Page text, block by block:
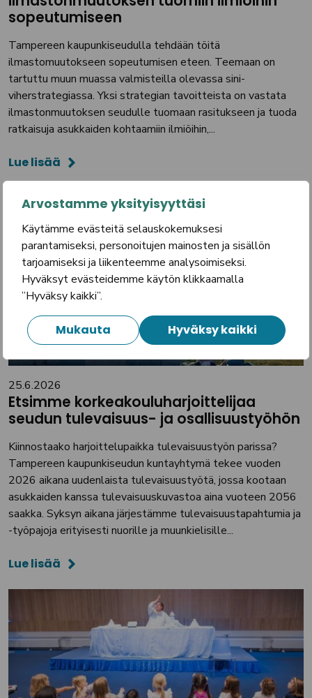
Arvostamme yksityisyyttäsi
Käytämme evästeitä selauskokemuksesi
parantamiseksi, personoitujen mainosten ja sisällön
tarjoamiseksi ja liikenteemme analysoimiseksi.
Hyväksyt evästeidemme käytön klikkaamalla
”Hyväksy kaikki”.
Mukauta Hyväksy kaikki
sopeutumiseen
Tampereen kaupunkiseudulla tehdään töitä
ilmastomuutokseen sopeutumisen eteen. Teemaan on
tartuttu muun muassa valmisteilla olevassa sini-
viherstrategiassa. Yksi strategian tavoitteista on vastata
ilmastonmuutoksen seudulle tuomaan rasitukseen ja tuoda
ratkaisuja asukkaiden kohtaamiin ilmiöihin,...
Lue lisää
25.6.2026
Etsimme korkeakouluharjoittelijaa
seudun tulevaisuus- ja osallisuustyöhön
Kiinnostaako harjoittelupaikka tulevaisuustyön parissa?
Tampereen kaupunkiseudun kuntayhtymä tekee vuoden
2026 aikana uudenlaista tulevaisuustyötä, jossa kootaan
asukkaiden kanssa tulevaisuuskuvastoa aina vuoteen 2056
saakka. Syksyn aikana järjestämme tulevaisuustapahtumia ja
-työpajoja erityisesti nuorille ja muunkielisille...
Lue lisää